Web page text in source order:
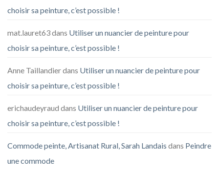
choisir sa peinture, c’est possible !
mat.lauret63dans Utiliser un nuancier de peinture pour
choisir sa peinture, c’est possible !
Anne Taillandierdans Utiliser un nuancier de peinture pour
choisir sa peinture, c’est possible !
erichaudeyraud dans Utiliser un nuancier de peinture pour
choisir sa peinture, c’est possible !
Commode peinte, Artisanat Rural, Sarah Landais dans Peindre
une commode